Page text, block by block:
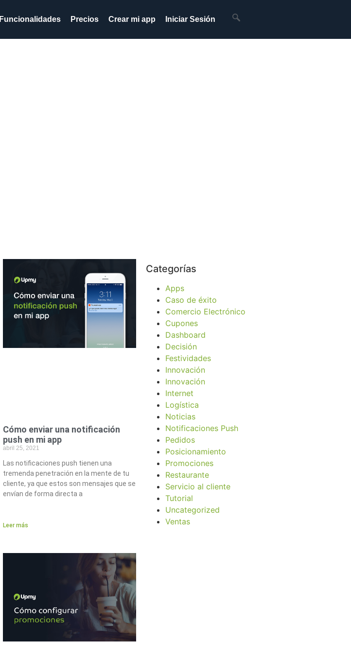
Funcionalidades Precios Crear mi app Iniciar Sesión
Cómo enviar una notificación
push en mi app
abril 25, 2021
Las notificaciones push tienen una
tremenda penetración en la mente de tu
cliente, ya que estos son mensajes que se
envían de forma directa a
Leer más
Categorías
Apps
Caso de éxito
Comercio Electrónico
Cupones
Dashboard
Decisión
Festividades
Innovación
Innovación
Internet
Logística
Noticias
Notificaciones Push
Pedidos
Posicionamiento
Promociones
Restaurante
Servicio al cliente
Tutorial
Uncategorized
Ventas